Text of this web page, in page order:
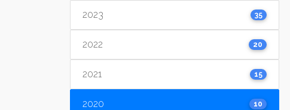
2023 35
2022 20
2021 15
2020 10